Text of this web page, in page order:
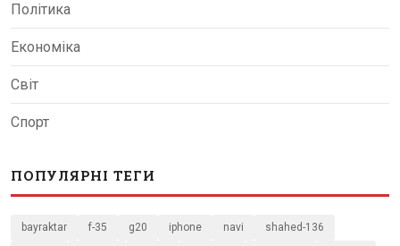
Політика
Економіка
Світ
Спорт
ПОПУЛЯРНІ ТЕГИ
bayraktar f-35 g20 iphone navi shahed-136